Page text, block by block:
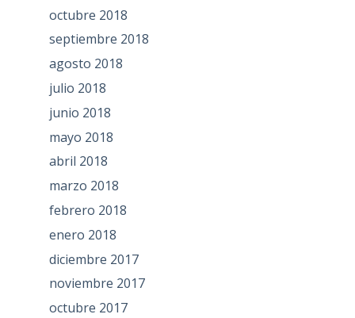
octubre 2018
septiembre 2018
agosto 2018
julio 2018
junio 2018
mayo 2018
abril 2018
marzo 2018
febrero 2018
enero 2018
diciembre 2017
noviembre 2017
octubre 2017